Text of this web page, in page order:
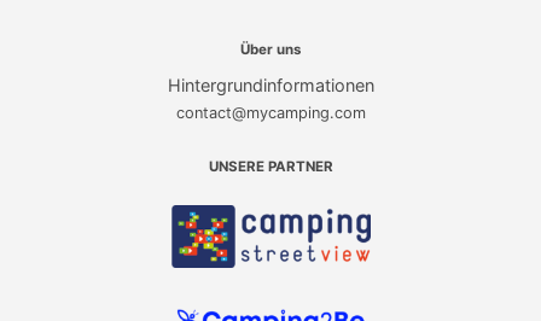
Über uns
Hintergrundinformationen
contact@mycamping.com
UNSERE PARTNER